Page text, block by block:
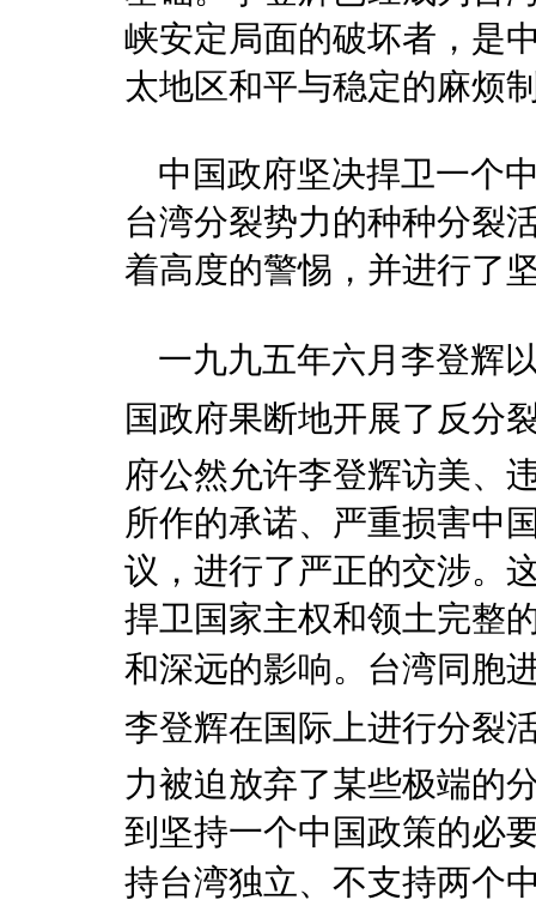
峡安定局面的破坏者，是
太地区和平与稳定的麻烦
中国政府坚决捍卫一个
台湾分裂势力的种种分裂
着高度的警惕，并进行了
一九九五年六月李登辉以
国政府果断地开展了反分
府公然允许李登辉访美、
所作的承诺、严重损害中
议，进行了严正的交涉。
捍卫国家主权和领土完整
和深远的影响。台湾同胞
李登辉在国际上进行分裂
力被迫放弃了某些极端的
到坚持一个中国政策的必
持台湾独立、不支持两个